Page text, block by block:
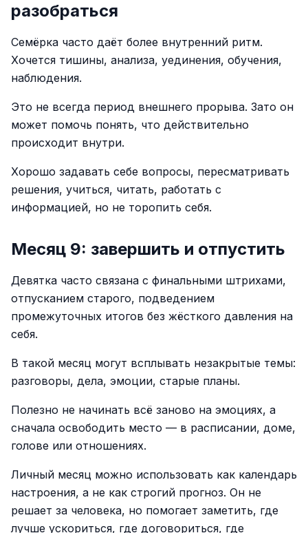
разобраться
Семёрка часто даёт более внутренний ритм.
Хочется тишины, анализа, уединения, обучения,
наблюдения.
Это не всегда период внешнего прорыва. Зато он
может помочь понять, что действительно
происходит внутри.
Хорошо задавать себе вопросы, пересматривать
решения, учиться, читать, работать с
информацией, но не торопить себя.
Месяц 9: завершить и отпустить
Девятка часто связана с финальными штрихами,
отпусканием старого, подведением
промежуточных итогов без жёсткого давления на
себя.
В такой месяц могут всплывать незакрытые темы:
разговоры, дела, эмоции, старые планы.
Полезно не начинать всё заново на эмоциях, а
сначала освободить место — в расписании, доме,
голове или отношениях.
Личный месяц можно использовать как календарь
настроения, а не как строгий прогноз. Он не
решает за человека, но помогает заметить, где
лучше ускориться, где договориться, где